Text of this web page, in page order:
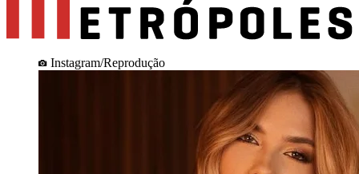
Instagram/Reprodução